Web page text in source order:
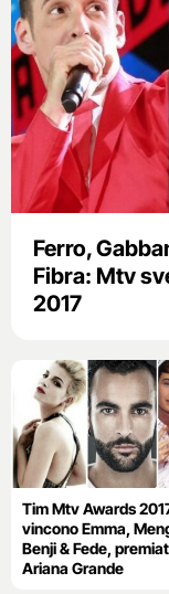
Ferro,
Fibra: Mtv
2017
Tim Mtv Awards
vincono Emma,
Benji & Fede,
Ariana Grande